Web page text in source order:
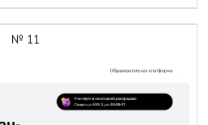
№ 11